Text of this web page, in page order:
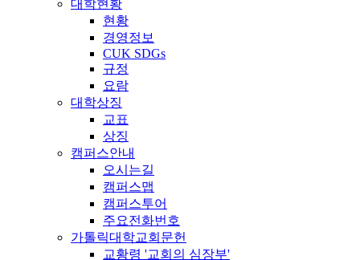
대학현황
현황
경영정보
CUK SDGs
규정
요람
대학상징
교표
상징
캠퍼스안내
오시는길
캠퍼스맵
캠퍼스투어
주요전화번호
가톨릭대학교회문헌
교황령 '교회의 심장부'